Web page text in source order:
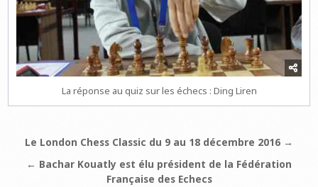
La réponse au quiz sur les échecs : Ding Liren
Navigation
de
Le London Chess Classic du 9 au 18 décembre 2016 →
← Bachar Kouatly est élu président de la Fédération
Française des Echecs